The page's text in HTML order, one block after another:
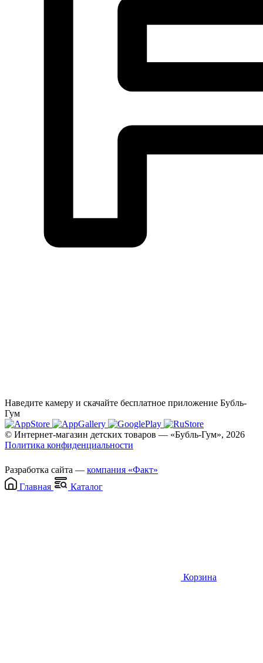
Наведите камеру и скачайте бесплатное приложение Бубль-
Гум
© Интернет-магазин детских товаров — «Бубль-Гум», 2026
Политика конфиденциальности
Разработка сайта — компания «Факт»
Главная
Каталог
Корзина